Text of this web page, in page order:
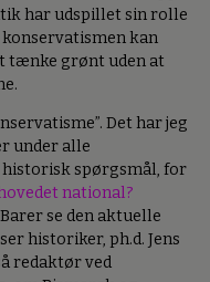
har udspillet sin rolle
kan
tænke grønt uden at
Det har jeg
under alle
spørgsmål, for
national?
se den aktuelle
historiker, ph.d. Jens
redaktør ved